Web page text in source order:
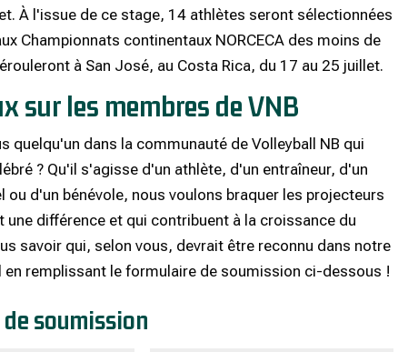
À l'issue de ce stage, 14 athlètes seront sélectionnées
Championnats continentaux NORCECA des moins de
à San José, au Costa Rica, du 17 au 25 juillet.
sur les membres de VNB
quelqu'un dans la communauté de Volleyball NB qui
? Qu'il s'agisse d'un athlète, d'un entraîneur, d'un
ou d'un bénévole, nous voulons braquer les projecteurs
une différence et qui contribuent à la croissance du
savoir qui, selon vous, devrait être reconnu dans notre
en remplissant le formulaire de soumission ci-dessous !
soumission